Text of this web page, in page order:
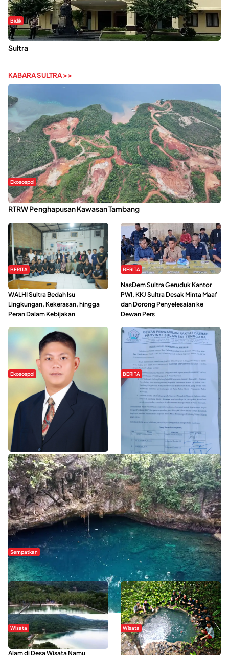
Bidik
Dugaan Kekerasan Seksual di UIN Kendari Dilaporkan ke Polda
Sultra
KABARA SULTRA >>
Ekosospol
Kabaena Menanti Kepastian Pemulihan Lingkungan Usai Revisi
RTRW Penghapusan Kawasan Tambang
BERITA
Refleksi Gerakan Perempuan,
WALHI Sultra Bedah Isu
Lingkungan, Kekerasan, hingga
Peran Dalam Kebijakan
BERITA
NasDem Sultra Geruduk Kantor
PWI, KKJ Sultra Desak Minta Maaf
dan Dorong Penyelesaian ke
Dewan Pers
Ekosospol
Slogan Pemberdayaan Lokal
Dinilai Hanya Pemanis, Tokoh
Pemuda Wilalang Kritik Dominasi
Orang Luar
BERITA
Hipmawani Bersama DPRD Sultra
Sepakati RDP Perihal IUP
Pertambangan di Pulau Wawonii
WISATA SULTRA >>
Sempatkan
Danau Rebi-Rebi, Pesona Alam Tersembunyi di Morowali
Wisata
Menikmati Suasana Keindahan
Alam di Desa Wisata Namu
Wisata
Sering Menjadi Tempat Refreshing
Mahasiswa KKN, Yuk Kunjungi